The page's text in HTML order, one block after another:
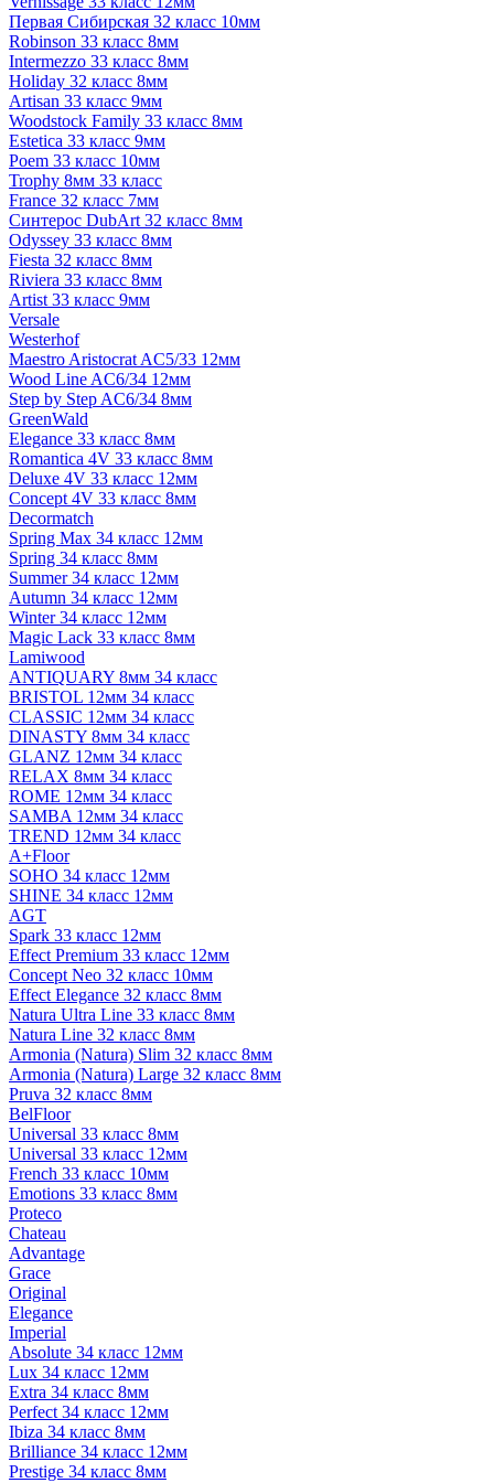
Первая Сибирская 32 класс 10мм
Robinson 33 класс 8мм
Intermezzo 33 класс 8мм
Holiday 32 класс 8мм
Artisan 33 класс 9мм
Woodstock Family 33 класс 8мм
Estetica 33 класс 9мм
Poem 33 класс 10мм
Trophy 8мм 33 класс
France 32 класс 7мм
Синтерос DubArt 32 класс 8мм
Odyssey 33 класс 8мм
Fiesta 32 класс 8мм
Riviera 33 класс 8мм
Artist 33 класс 9мм
Versale
Westerhof
Maestro Aristocrat AC5/33 12мм
Wood Line AC6/34 12мм
Step by Step AC6/34 8мм
GreenWald
Elegance 33 класс 8мм
Romantica 4V 33 класс 8мм
Deluxe 4V 33 класс 12мм
Concept 4V 33 класс 8мм
Decormatch
Spring Max 34 класс 12мм
Spring 34 класс 8мм
Summer 34 класс 12мм
Autumn 34 класс 12мм
Winter 34 класс 12мм
Magic Lack 33 класс 8мм
Lamiwood
ANTIQUARY 8мм 34 класс
BRISTOL 12мм 34 класс
CLASSIC 12мм 34 класс
DINASTY 8мм 34 класс
GLANZ 12мм 34 класс
RELAX 8мм 34 класс
ROME 12мм 34 класс
SAMBA 12мм 34 класс
TREND 12мм 34 класс
A+Floor
SOHO 34 класс 12мм
SHINE 34 класс 12мм
AGT
Spark 33 класс 12мм
Effect Premium 33 класс 12мм
Concept Neo 32 класс 10мм
Effect Elegance 32 класс 8мм
Natura Ultra Line 33 класс 8мм
Natura Line 32 класс 8мм
Armonia (Natura) Slim 32 класс 8мм
Armonia (Natura) Large 32 класс 8мм
Pruva 32 класс 8мм
BelFloor
Universal 33 класс 8мм
Universal 33 класс 12мм
French 33 класс 10мм
Emotions 33 класс 8мм
Proteco
Chateau
Advantage
Grace
Original
Elegance
Imperial
Absolute 34 класс 12мм
Lux 34 класс 12мм
Extra 34 класс 8мм
Perfect 34 класс 12мм
Ibiza 34 класс 8мм
Brilliance 34 класс 12мм
Prestige 34 класс 8мм